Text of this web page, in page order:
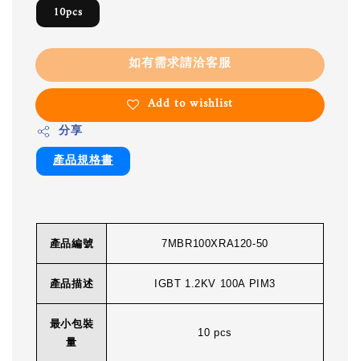
10pcs
如有需求請洽客服
Add to wishlist
分享
產品規格書
產品編號 7MBR100XRA120-50
產品描述 IGBT 1.2KV 100A PIM3
最小包裝
量
10 pcs